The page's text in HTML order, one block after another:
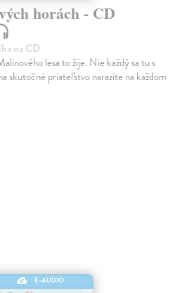
horách - CD
na CD
lesa to žije. Nie každý sa tu s
skutočné priateľstvo narazíte na každom
E-AUDIO